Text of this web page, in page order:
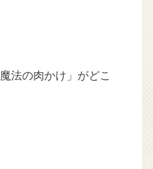
法の肉かけ」がどこ